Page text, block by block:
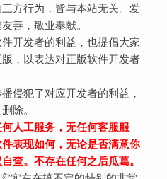
方行为，皆与本站无关。爱
善，敬业奉献。
开发者的利益，也提倡大家
，以表达对正版软件开发者
侵犯了对应开发者的利益，
除。
人工服务，无任何客服服
表现如何，无论是否满意你
查。不存在任何之后瓜葛。